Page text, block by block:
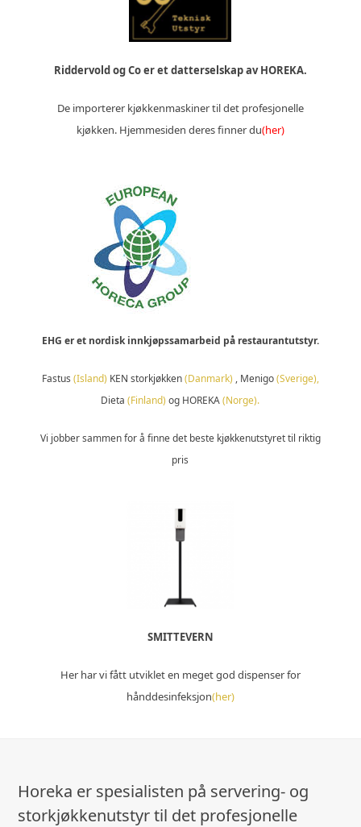
Riddervold og Co er et datterselskap av HOREKA.
De importerer kjøkkenmaskiner til det profesjonelle
kjøkken. Hjemmesiden deres finner du(her)
EHG er et nordisk innkjøpssamarbeid på restaurantutstyr.
Fastus (Island) KEN storkjøkken(Danmark) , Menigo(Sverige),
Dieta(Finland) og HOREKA(Norge).
Vi jobber sammen for å finne det beste kjøkkenutstyret til riktig
pris
SMITTEVERN
Her har vi fått utviklet en meget god dispenser for
hånddesinfeksjon(her)
Horeka er spesialisten på servering- og
storkjøkkenutstyr til det profesjonelle